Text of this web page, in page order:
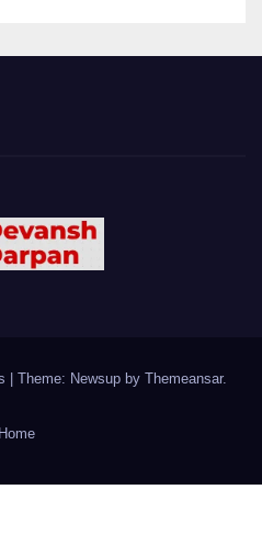
Theme: Newsup by Themeansar.
Home